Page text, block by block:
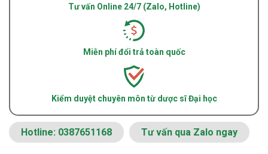
Tư vấn Online 24/7 (Zalo, Hotline)
Miễn phí đổi trả toàn quốc
Kiểm duyệt chuyên môn từ dược sĩ Đại học
Hotline: 0387651168 Tư vấn qua Zalo ngay